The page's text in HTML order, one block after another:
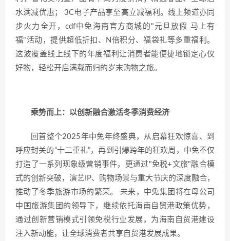
水满减优惠； 3C电子产品享至高立减福利。线上频道亦同
步火力全开，cdf中免海南官方商城的"元旦放假 马上有
福"活动，提供超低折扣、N倍积分、福袋礼等多重福利。
这波覆盖线上线下的年度福利让消费者能便捷地锁定心仪
好物，轻松开启满载而归的岁末购物之旅。
乘势而上：以创新融合激活冬季消费经济
回首整个2025年中免年终盛典，从启幕狂欢惊喜、到
呼应封关的“十二重礼”，再到引爆跨年的狂欢周，中免不仅
打造了一系列现象级营销事件，更通过"免税+文旅"融合模
式的创新突破，演艺IP、购物场景与重大节庆的深度融合，
推动了冬季旅游市场的繁荣。 未来，中免集团将在母公司
中国旅游集团的领导下，继续依托海南自贸港政策优势，
通过创新营销模式引领免税行业发展，为海南自贸港建设
注入新动能，让全球消费者共享自贸港发展成果。